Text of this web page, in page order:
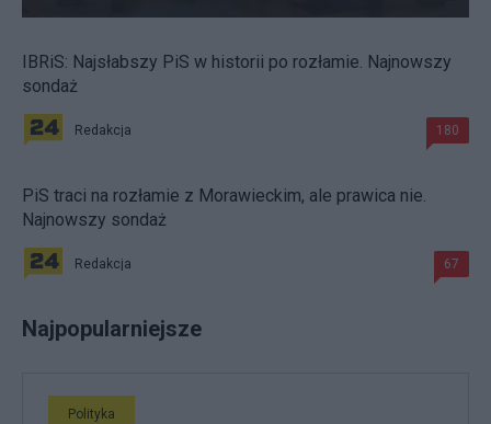
IBRiS: Najsłabszy PiS w historii po rozłamie. Najnowszy
sondaż
Redakcja 180
PiS traci na rozłamie z Morawieckim, ale prawica nie.
Najnowszy sondaż
Redakcja 67
Najpopularniejsze
Polityka